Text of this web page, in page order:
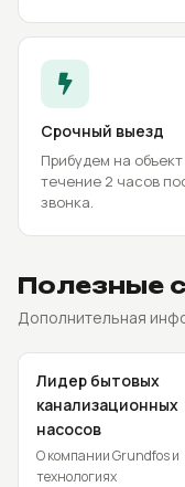
Срочный выезд
Прибудем на объект
течение 2 часов
звонка.
Полезные
Дополнительная
Лидер бытовых
канализационных
насосов
О компании Grundfos и
технологиях